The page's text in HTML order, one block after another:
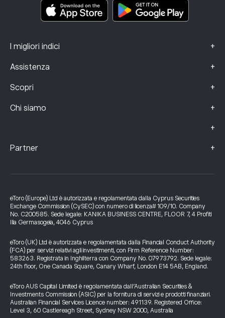
I migliori indici +
Assistenza +
Scopri +
Chi siamo +
+
Dati sui reclami (clienti FCA)
Partner +
eToro (Europe) Ltd è autorizzata e regolamentata dalla Cyprus Securities
Exchange Commission (CySEC) con numero di licenza# 109/10. Company
No. C200585. Sede legale: KANIKA BUSINESS CENTRE, FLOOR 7, 4 Profiti
Ilia Germasogeia, 4046 Cyprus
eToro (UK) Ltd è autorizzata e regolamentata dalla Financial Conduct Authority
(FCA) per servizi relativi agli investimenti, con Firm Reference Number:
583263. Registrata in Inghilterra con Company No. 07973792. Sede legale:
24th floor, One Canada Square, Canary Wharf, London E14 5AB, England.
eToro AUS Capital Limited è regolamentata dall’Australian Securities &
Investments Commission (ASIC) per la fornitura di servizi e prodotti finanziari.
Australian Financial Services Licence number: 491139. Registered Office:
Level 3, 60 Castlereagh Street, Sydney NSW 2000, Australia